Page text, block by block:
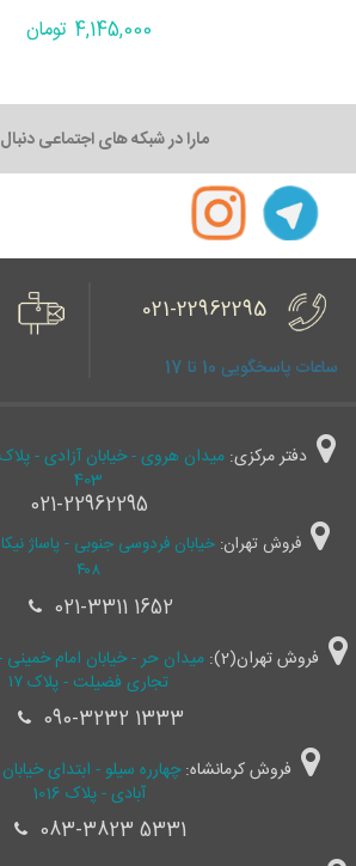
4,145,000 تومان
مارا در شبکه های اجتماعی
021-22962295
ساعات پاسخگویی 10 تا 17
دفتر مرکزی:
403
021-22962295
فروش تهران: خیابان فردوسی جنوبی - پاساژ
۴۰۸
021-3311 1652
فروش تهران(2):
میدان حر - خیابان امام خمینی
تجاری فضیلت - پلاک ۱۷
090-3232 1333
فروش کرمانشاه:چهارره سیلو - ابتدای
آبادی - پلاک 1016
083-3823 5331